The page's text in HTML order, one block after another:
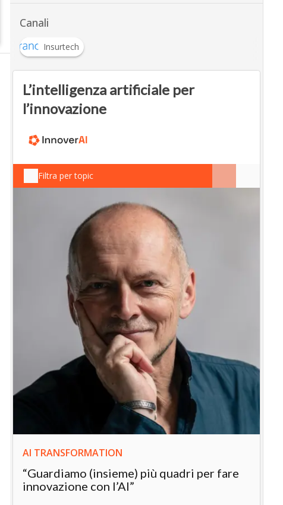
Canali
Insurtech
L’intelligenza artificiale per
l’innovazione
Filtra per topic
AI TRANSFORMATION
“Guardiamo (insieme) più quadri per fare
innovazione con l’AI”